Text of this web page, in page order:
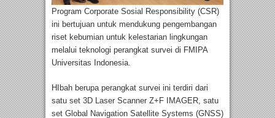
Program Corporate Sosial Responsibility (CSR)
ini bertujuan untuk mendukung pengembangan
riset kebumian untuk kelestarian lingkungan
melalui teknologi perangkat survei di FMIPA
Universitas Indonesia.
HIbah berupa perangkat survei ini terdiri dari
satu set 3D Laser Scanner Z+F IMAGER, satu
set Global Navigation Satellite Systems (GNSS)